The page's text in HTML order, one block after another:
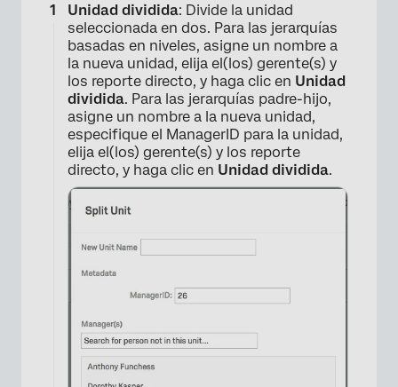
×
Unidad dividida: Divide la unidad
seleccionada en dos. Para las jerarquías
basadas en niveles, asigne un nombre a
la nueva unidad, elija el(los) gerente(s) y
los reporte directo, y haga clic en Unidad
dividida. Para las jerarquías padre-hijo,
asigne un nombre a la nueva unidad,
especifique el ManagerID para la unidad,
elija el(los) gerente(s) y los reporte
directo, y haga clic en Unidad dividida.